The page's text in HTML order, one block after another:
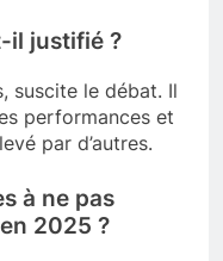
il justifié ?
suscite le débat. Il
performances et
par d’autres.
à ne pas
2025 ?